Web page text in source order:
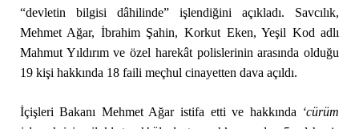
“devletin bilgisi dâhilinde” işlendiğini açıkladı. Savcılık,
Mehmet Ağar, İbrahim Şahin, Korkut Eken, Yeşil Kod adlı
Mahmut Yıldırım ve özel harekât polislerinin arasında olduğu
19 kişi hakkında 18 faili meçhul cinayetten dava açıldı.
İçişleri Bakanı Mehmet Ağar istifa etti ve hakkında ‘cürüm